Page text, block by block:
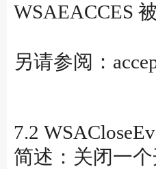
WSAEACCES
另请参阅：
7.2
简述：关闭一